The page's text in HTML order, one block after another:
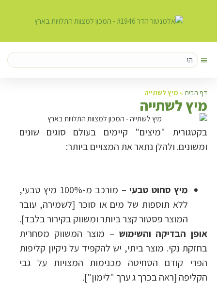
דף הבית » מיץ לשתייה
מיץ לשתייה
בקטגורית "מיצים" קיימים בעולם סוגים שונים
ומשונים. ולהלן נתאר את המצויים ביותר:
מיץ סחוט טבעי
– מורכב מ-100% מיץ טבעי,
ללא תוספות של מים או סוכר [לשמירה, עובר
המוצר פסטור קצר ביותר ומשווק בקירור בלבד].
אופן הבדיקה והשימוש – מוצר המשווק מסחרית
בחזקת נקי. מוצר ביתי, יש להקפיד על ניקיון קליפות
הפרי קודם הסחיטה מכנימות המצויות על גבי
הקליפה [ראה בכרך ג ערך "לימון"].